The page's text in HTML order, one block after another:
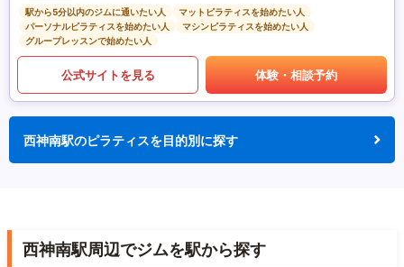
駅から5分以内のジムに通いたい人
マットピラティスを始めたい人
パーソナルピラティスを始めたい人
マシンピラティスを始めたい人
グループレッスンで始めたい人
公式サイトを見る 体験・相談予約
西神南駅のピラティスを目的別に探す
西神南駅周辺でジムを駅から探す